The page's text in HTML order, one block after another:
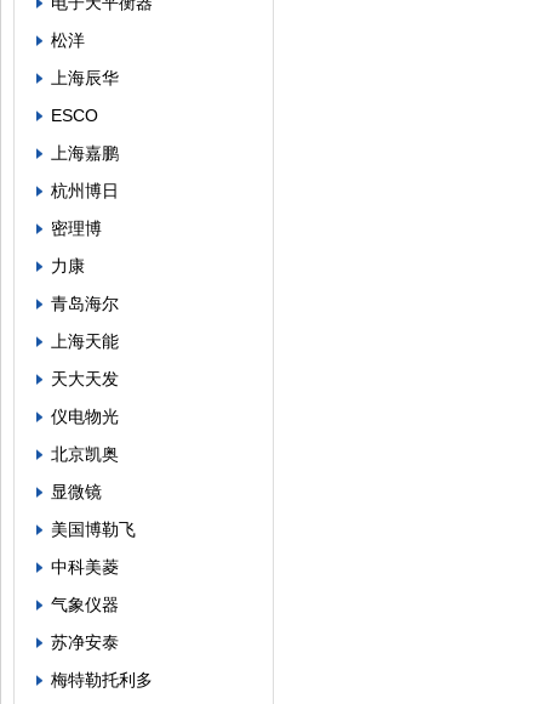
松洋
上海辰华
ESCO
上海嘉鹏
杭州博日
密理博
力康
青岛海尔
上海天能
天大天发
仪电物光
北京凯奥
显微镜
美国博勒飞
中科美菱
气象仪器
苏净安泰
梅特勒托利多